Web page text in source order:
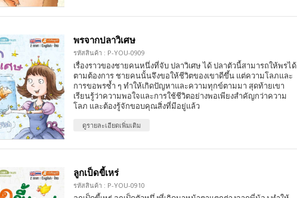
พรจากปลาวิเศษ
รหัสสินค้า : P-YOU-0909
เรื่องราวของชายคนหนึ่งที่จับ ปลาวิเศษ ได้ ปลาตัวนี้สามารถให้พรได้
ตามต้องการ ชายคนนั้นจึงขอให้ชีวิตของเขาดีขึ้น แต่ความโลภและ
การขอพรซ้ำ ๆ ทำให้เกิดปัญหาและความทุกข์ตามมา สุดท้ายเขา
เรียนรู้ว่าความพอใจและการใช้ชีวิตอย่างพอเพียงสำคัญกว่าความ
โลภ และต้องรู้จักขอบคุณสิ่งที่มีอยู่แล้ว
ดูรายละเอียดเพิ่มเติม
ลูกเป็ดขี้เหร่
รหัสสินค้า : P-YOU-0910